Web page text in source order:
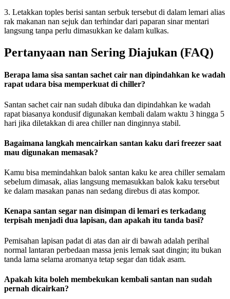
3. Letakkan toples berisi santan serbuk tersebut di dalam lemari alias
rak makanan nan sejuk dan terhindar dari paparan sinar mentari
langsung tanpa perlu dimasukkan ke dalam kulkas.
Pertanyaan nan Sering Diajukan (FAQ)
Berapa lama sisa santan sachet cair nan dipindahkan ke wadah
rapat udara bisa memperkuat di chiller?
Santan sachet cair nan sudah dibuka dan dipindahkan ke wadah
rapat biasanya kondusif digunakan kembali dalam waktu 3 hingga 5
hari jika diletakkan di area chiller nan dinginnya stabil.
Bagaimana langkah mencairkan santan kaku dari freezer saat
mau digunakan memasak?
Kamu bisa memindahkan balok santan kaku ke area chiller semalam
sebelum dimasak, alias langsung memasukkan balok kaku tersebut
ke dalam masakan panas nan sedang direbus di atas kompor.
Kenapa santan segar nan disimpan di lemari es terkadang
terpisah menjadi dua lapisan, dan apakah itu tanda basi?
Pemisahan lapisan padat di atas dan air di bawah adalah perihal
normal lantaran perbedaan massa jenis lemak saat dingin; itu bukan
tanda lama selama aromanya tetap segar dan tidak asam.
Apakah kita boleh membekukan kembali santan nan sudah
pernah dicairkan?